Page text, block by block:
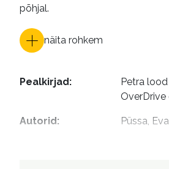
põhjal.
näita rohkem
Pealkirjad:
Petra lood
Autorid: Püssa,